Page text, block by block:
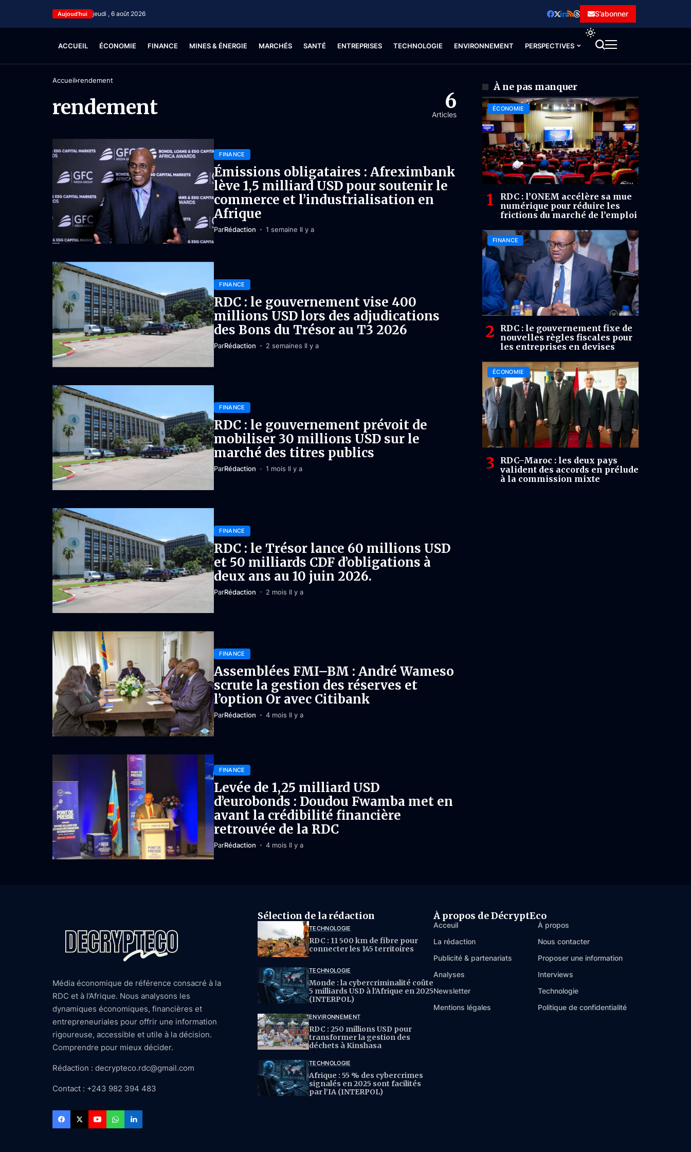
Aujoud'hui jeudi , 6 août 2026 S’abonner
ACCUEIL ÉCONOMIE FINANCE MINES & ÉNERGIE MARCHÉS SANTÉ ENTREPRISES TECHNOLOGIE ENVIRONNEMENT PERSPECTIVES
Accueil rendement
rendement 6
Articles
FINANCE
Émissions obligataires : Afreximbank
lève 1,5 milliard USD pour soutenir le
commerce et l’industrialisation en
Afrique
ParRédaction 1 semaine Il y a
FINANCE
RDC : le gouvernement vise 400
millions USD lors des adjudications
des Bons du Trésor au T3 2026
ParRédaction 2 semaines Il y a
FINANCE
RDC : le gouvernement prévoit de
mobiliser 30 millions USD sur le
marché des titres publics
ParRédaction 1 mois Il y a
FINANCE
RDC : le Trésor lance 60 millions USD
et 50 milliards CDF d’obligations à
deux ans au 10 juin 2026.
ParRédaction 2 mois Il y a
FINANCE
Assemblées FMI–BM : André Wameso
scrute la gestion des réserves et
l’option Or avec Citibank
ParRédaction 4 mois Il y a
FINANCE
Levée de 1,25 milliard USD
d’eurobonds : Doudou Fwamba met en
avant la crédibilité financière
retrouvée de la RDC
ParRédaction 4 mois Il y a
À ne pas manquer
ÉCONOMIE
RDC : l’ONEM accélère sa mue
numérique pour réduire les
frictions du marché de l’emploi
FINANCE
RDC : le gouvernement fixe de
nouvelles règles fiscales pour
les entreprises en devises
ÉCONOMIE
RDC–Maroc : les deux pays
valident des accords en prélude
à la commission mixte
Média économique de référence consacré à la
RDC et à l’Afrique. Nous analysons les
dynamiques économiques, financières et
entrepreneuriales pour offrir une information
rigoureuse, accessible et utile à la décision.
Comprendre pour mieux décider.
Rédaction : decrypteco.rdc@gmail.com
Contact : +243 982 394 483
Sélection de la rédaction
TECHNOLOGIE
RDC : 11 500 km de fibre pour
connecter les 145 territoires
TECHNOLOGIE
Monde : la cybercriminalité coûte
5 milliards USD à l’Afrique en 2025
(INTERPOL)
ENVIRONNEMENT
RDC : 250 millions USD pour
transformer la gestion des
déchets à Kinshasa
TECHNOLOGIE
Afrique : 55 % des cybercrimes
signalés en 2025 sont facilités
par l’IA (INTERPOL)
À propos de DécryptEco
Acceuil
À propos
La rédaction
Nous contacter
Publicité & partenariats
Proposer une information
Analyses
Interviews
Newsletter
Technologie
Mentions légales
Politique de confidentialité